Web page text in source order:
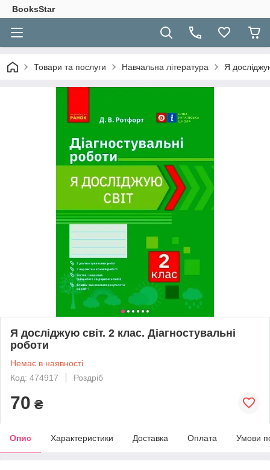
BooksStar
Товари та послуги Навчальна література Я
Я досліджую світ. 2 клас. Діагностувальні
роботи
Немає в наявності
Код: 474917
Роздріб
70 ₴
Опис Характеристики Доставка Оплата Умови